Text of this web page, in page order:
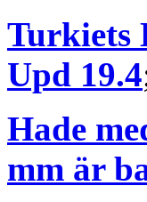
Turkiets
Upd 19.4
Hade
mm är